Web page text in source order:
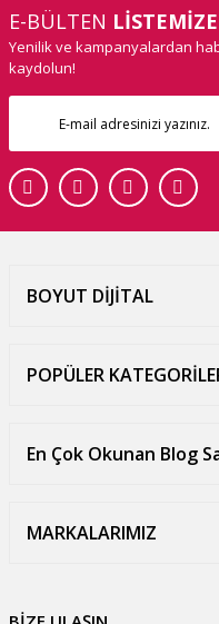
E-BÜLTEN
Yenilik ve kampanyalardan
kaydolun!
BOYUT DİJİTAL
POPÜLER
En Çok Okunan Blog
MARKALARIMIZ